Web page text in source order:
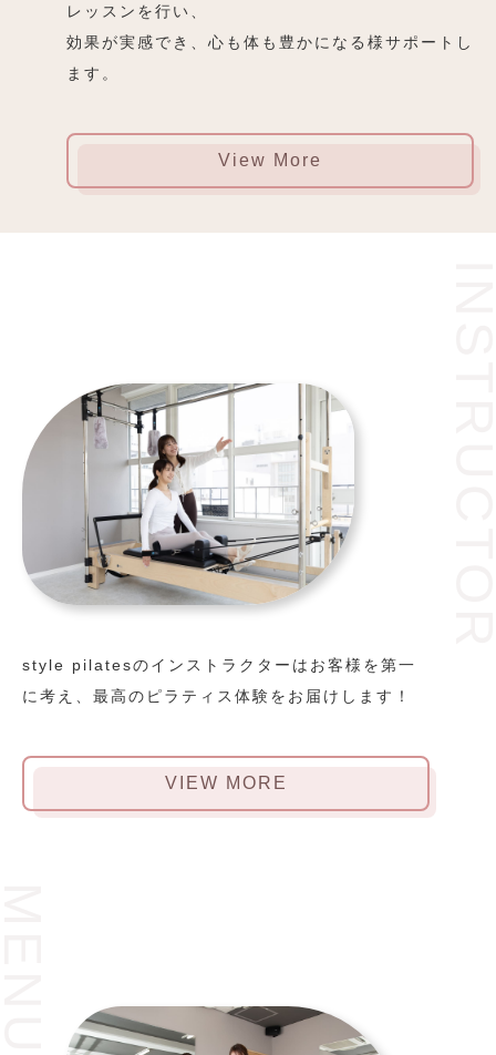
レッスンを行い、
効果が実感でき、心も体も豊かになる様サポートし
ます。
View More
style pilatesのインストラクターはお客様を第一
に考え、最高のピラティス体験をお届けします！
VIEW MORE